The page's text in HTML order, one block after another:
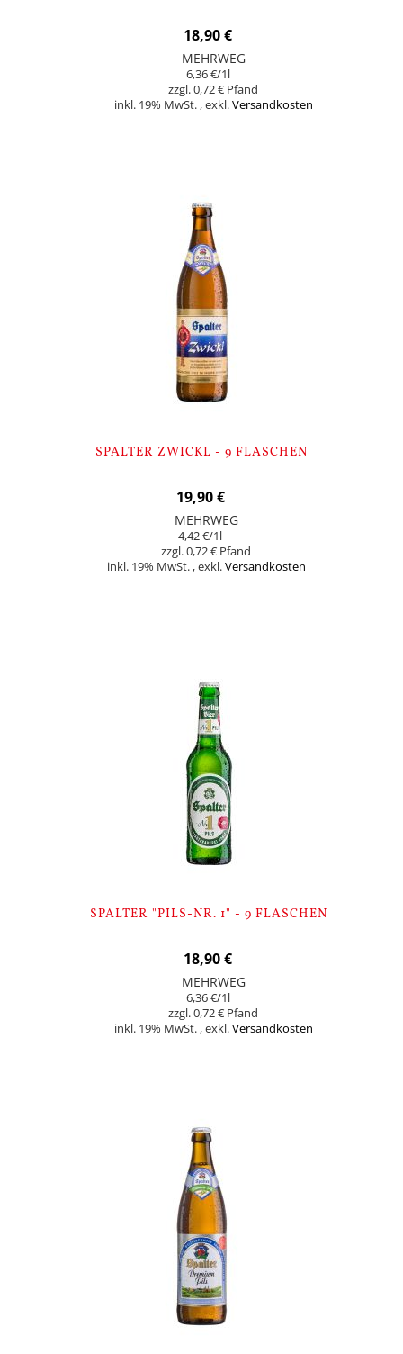
18,90 €
MEHRWEG
6,36 €/1l
0,72 €
inkl. 19% MwSt. ,exkl.Versandkosten
SPALTER ZWICKL - 9 FLASCHEN
19,90 €
MEHRWEG
4,42 €/1l
0,72 €
inkl. 19% MwSt. ,exkl.Versandkosten
SPALTER "PILS-NR. 1" - 9 FLASCHEN
18,90 €
MEHRWEG
6,36 €/1l
0,72 €
inkl. 19% MwSt. ,exkl.Versandkosten